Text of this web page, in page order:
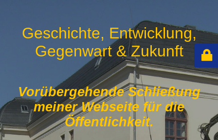
Geschichte, Entwicklung,
Gegenwart & Zukunft
Vorübergehende Schließung
meiner Webseite für die
Öffentlichkeit.